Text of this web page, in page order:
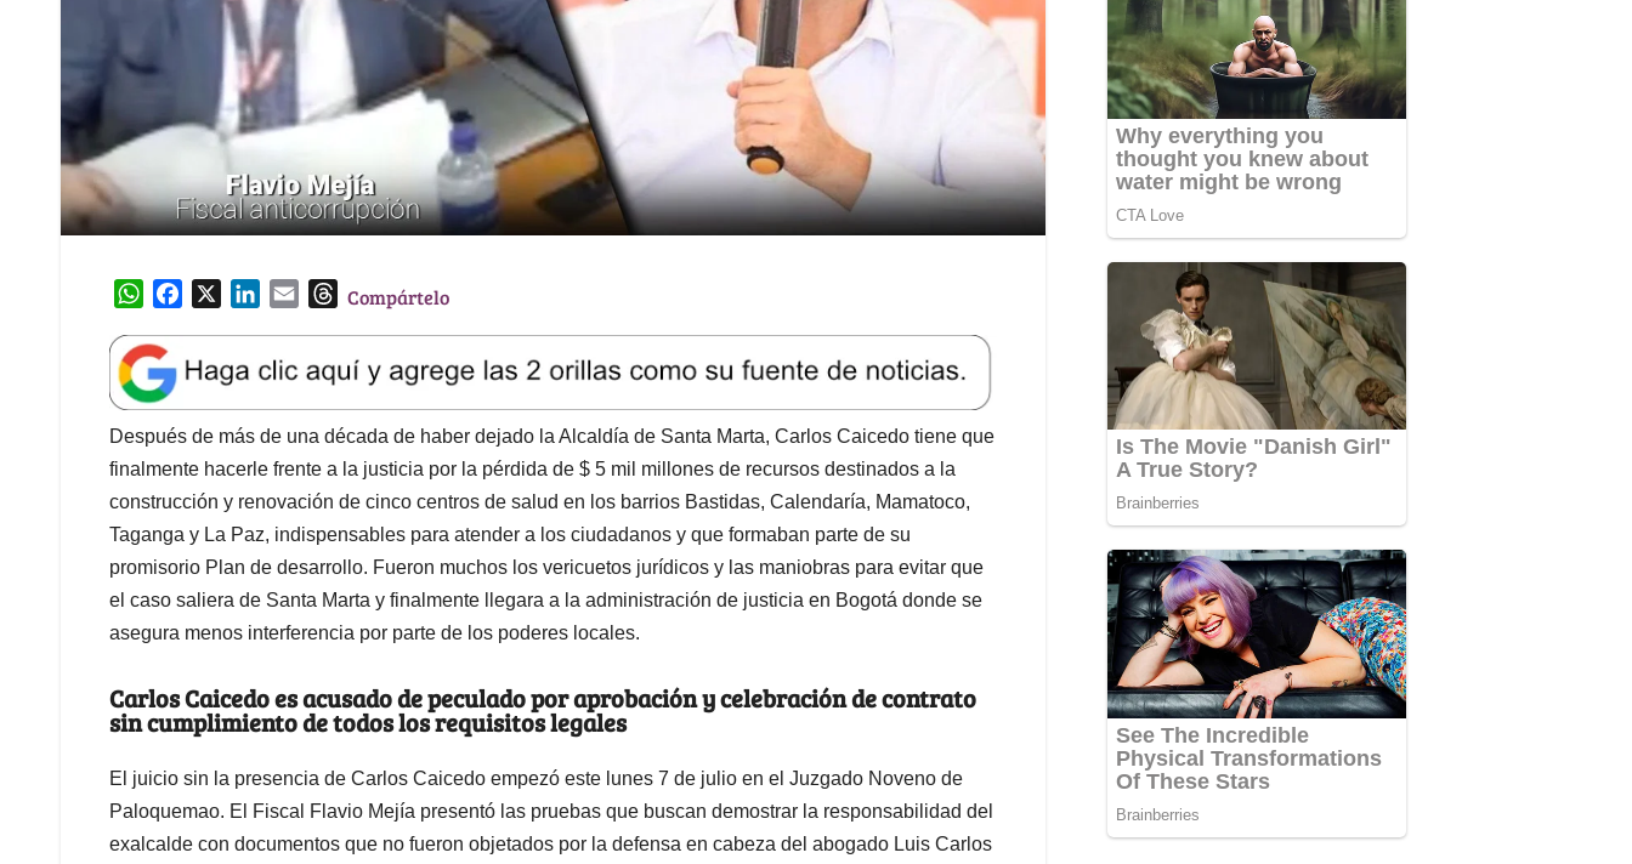
W
a
t
s
A
p
p
e
b
o
o
k
k
e
d
I
n
l
T
e
a
d
s
Compártelo
Después de más de una década de haber dejado la Alcaldía de Santa Marta, Carlos Caicedo tiene que
finalmente hacerle frente a la justicia por la pérdida de $ 5 mil millones de recursos destinados a la
construcción y renovación de cinco centros de salud en los barrios Bastidas, Calendaría, Mamatoco,
Taganga y La Paz, indispensables para atender a los ciudadanos y que formaban parte de su
promisorio Plan de desarrollo. Fueron muchos los vericuetos jurídicos y las maniobras para evitar que
el caso saliera de Santa Marta y finalmente llegara a la administración de justicia en Bogotá donde se
asegura menos interferencia por parte de los poderes locales.
Carlos Caicedo es acusado de peculado por aprobación y celebración de contrato
sin cumplimiento de todos los requisitos legales
El juicio sin la presencia de Carlos Caicedo empezó este lunes 7 de julio en el Juzgado Noveno de
Paloquemao. El Fiscal Flavio Mejía presentó las pruebas que buscan demostrar la responsabilidad del
exalcalde con documentos que no fueron objetados por la defensa en cabeza del abogado Luis Carlos